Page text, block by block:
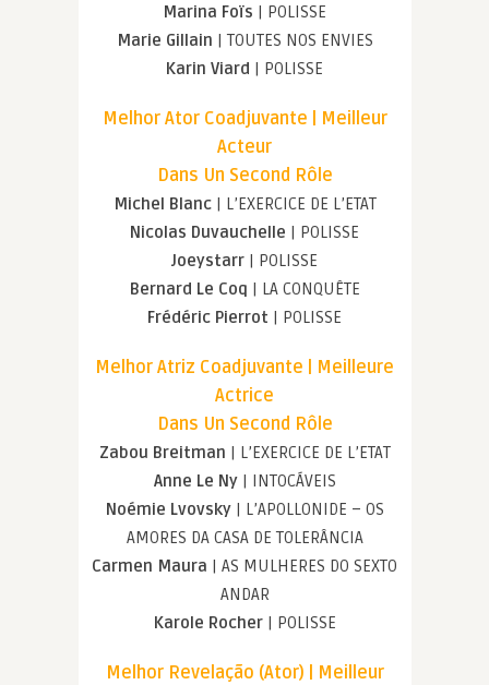
Marina Foïs | POLISSE
Marie Gillain | TOUTES NOS ENVIES
Karin Viard | POLISSE
Melhor Ator Coadjuvante | Meilleur
Acteur
Dans Un Second Rôle
Michel Blanc| L’EXERCICE DE L’ETAT
Nicolas Duvauchelle | POLISSE
Joeystarr | POLISSE
Bernard Le Coq | LA CONQUÊTE
Frédéric Pierrot | POLISSE
Melhor Atriz Coadjuvante | Meilleure
Actrice
Dans Un Second Rôle
Zabou Breitman | L’EXERCICE DE L’ETAT
Anne Le Ny| INTOCÁVEIS
Noémie Lvovsky| L’APOLLONIDE – OS
AMORES DA CASA DE TOLERÂNCIA
Carmen Maura | AS MULHERES DO SEXTO
ANDAR
Karole Rocher| POLISSE
Melhor Revelação (Ator) | Meilleur